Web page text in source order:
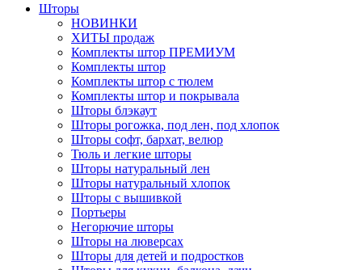
Шторы
НОВИНКИ
ХИТЫ продаж
Комплекты штор ПРЕМИУМ
Комплекты штор
Комплекты штор с тюлем
Комплекты штор и покрывала
Шторы блэкаут
Шторы рогожка, под лен, под хлопок
Шторы софт, бархат, велюр
Тюль и легкие шторы
Шторы натуральный лен
Шторы натуральный хлопок
Шторы с вышивкой
Портьеры
Негорючие шторы
Шторы на люверсах
Шторы для детей и подростков